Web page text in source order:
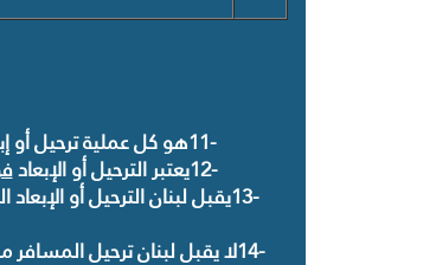
11-هو كل عملية ترحيل أو
12-يعتبر الترحيل أو الإبعاد
13-يقبل لبنان الترحيل أو
14-لا يقبل لبنان ترحيل